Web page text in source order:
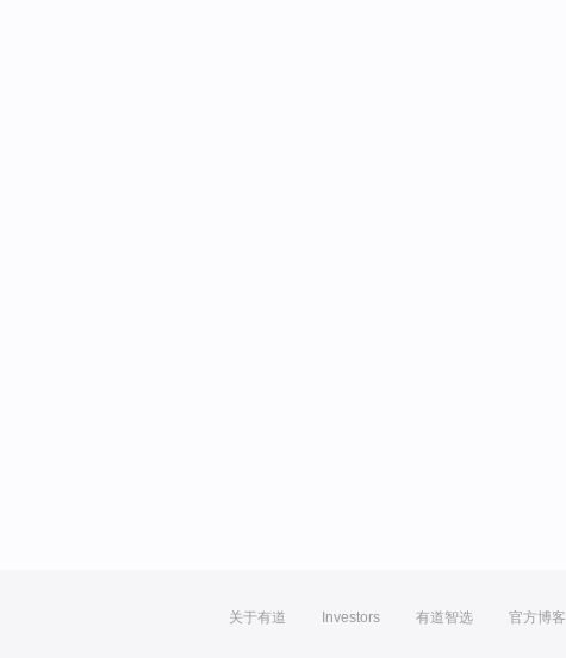
关于有道 Investors 有道智选 官方博客